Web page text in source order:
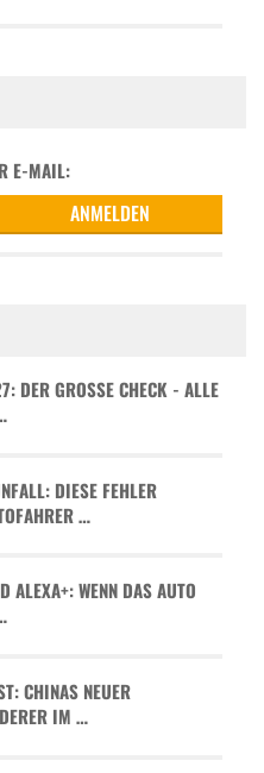
E-MAIL:
DER GROSSE CHECK - ALLE D
DIESE FEHLER
…
ALEXA+: WENN DAS AUTO
CHINAS NEUER
IM …